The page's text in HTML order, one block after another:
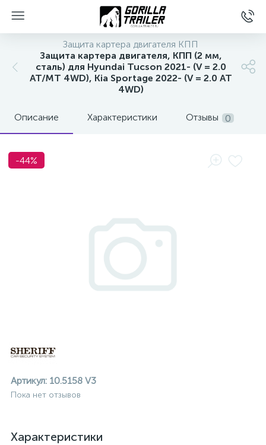
Защита картера двигателя КПП
Защита картера двигателя, КПП (2 мм,
сталь) для Hyundai Tucson 2021- (V = 2.0
AT/MT 4WD), Kia Sportage 2022- (V = 2.0 AT
4WD)
Описание Характеристики Отзывы 0
-44%
Артикул: 10.5158 V3
Пока нет отзывов
Характеристики